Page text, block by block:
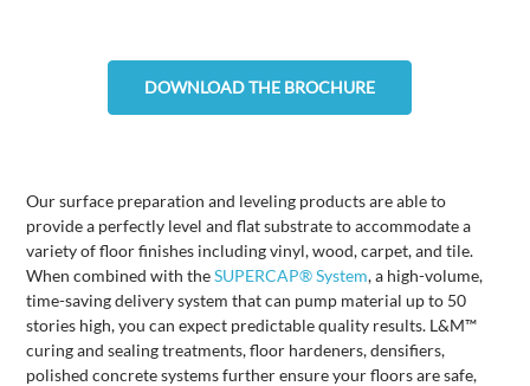
DOWNLOAD THE BROCHURE
Our surface preparation and leveling products are able to
provide a perfectly level and flat substrate to accommodate a
variety of floor finishes including vinyl, wood, carpet, and tile.
When combined with theSUPERCAP® System, a high-volume,
time-saving delivery system that can pump material up to 50
stories high, you can expect predictable quality results. L&M™
curing and sealing treatments, floor hardeners, densifiers,
polished concrete systems further ensure your floors are safe,